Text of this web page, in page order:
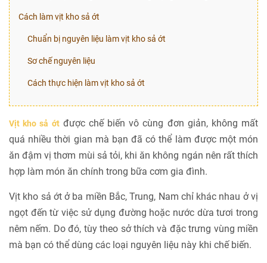
Cách làm vịt kho sả ớt
Chuẩn bị nguyên liệu làm vịt kho sả ớt
Sơ chế nguyên liệu
Cách thực hiện làm vịt kho sả ớt
Vịt kho sả ớtđược chế biến vô cùng đơn giản, không mất
quá nhiều thời gian mà bạn đã có thể làm được một món
ăn đậm vị thơm mùi sả tỏi, khi ăn không ngán nên rất thích
hợp làm món ăn chính trong bữa cơm gia đình.
Vịt kho sả ớt ở ba miền Bắc, Trung, Nam chỉ khác nhau ở vị
ngọt đến từ việc sử dụng đường hoặc nước dừa tươi trong
nêm nếm. Do đó, tùy theo sở thích và đặc trưng vùng miền
mà bạn có thể dùng các loại nguyên liệu này khi chế biến.